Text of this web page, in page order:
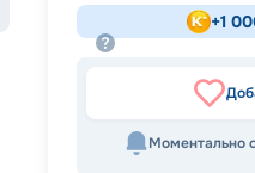
+1
Моментально